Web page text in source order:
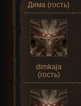
Дима (гость)
dimkaja
(гость)